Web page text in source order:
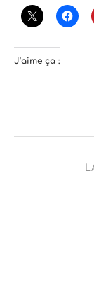
J’aime ça :